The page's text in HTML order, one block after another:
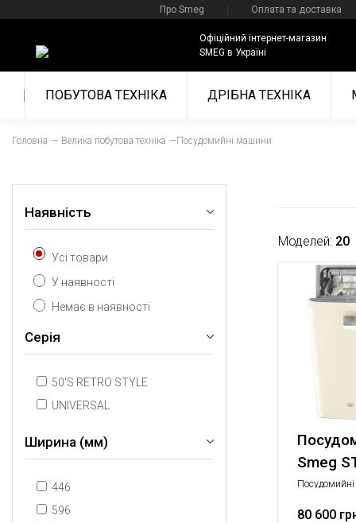
Про Smeg Оплата та доставка
Офіційний інтернет-магазин
SMEG в Україні
ПОБУТОВА ТЕХНІКА ДРІБНА ТЕХНІКА
Головна Велика побутова техніка Посудомийні машини
Наявність
Усі товари
У наявності
Немає в наявності
Серія
50'S RETRO STYLE
UNIVERSAL
Ширина (мм)
446
596
Моделей: 20
Smeg
техніка
80 600